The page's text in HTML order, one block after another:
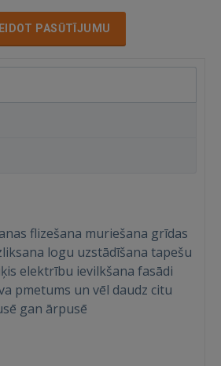
PASŪTĪJUMU
flizešana muriešana grīdas
logu uzstādīšana tapešu
elektrību ievilkšana fasādi
pmetums un vēl daudz citu
gan ārpusē